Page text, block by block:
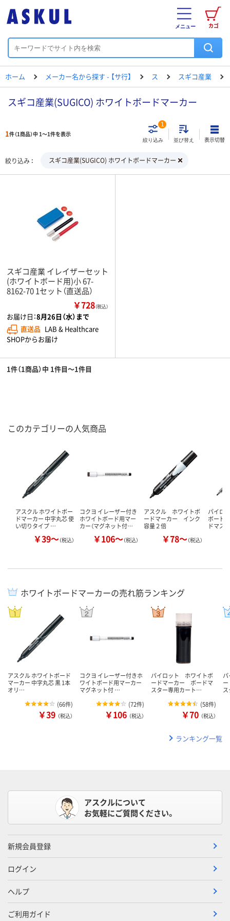
カゴ
メニュー
ホーム メーカー名から探す - 【サ行】 ス スギコ産業
スギコ産業(SUGICO) ホワイトボードマーカー
1件（1商品）中 1～1件を表示
絞り込み
1
並び替え 表示切替
絞り込み スギコ産業(SUGICO) ホワイトボードマーカー
スギコ産業 イレイザーセット
(ホワイトボード用)小 67-
8162-70 1セット（直送品）
￥728（税込）
お届け日：8月26日（水）まで
直送品 LAB & Healthcare
SHOPからお届け
1件（1商品）中 1件目～1件目
このカテゴリーの人気商品
アスクル ホワイトボー
ドマーカー 中字丸芯 使
い切りタイプ …
￥39～（税込）
コクヨ イレーザー付き
ホワイトボード用マー
カー（マグネット付…
￥106～（税込）
アスクル ホワイトボ
ードマーカー インク
容量２倍
￥78～（税込）
パイロ
ボード
ドマス
ホワイトボードマーカーの売れ筋ランキング
アスクル ホワイトボード
マーカー 中字丸芯 黒 1本
オリ…
(66件)
￥39 （税込）
コクヨ イレーザー付きホ
ワイトボード用マーカー
マグネット付 …
(72件)
￥106 （税込）
パイロット ホワイトボ
ードマーカー ボードマ
スター専用カート…
(58件)
￥70 （税込）
ランキング一覧
アスクルについて
お気軽にご質問ください。
新規会員登録
ログイン
ヘルプ
ご利用ガイド